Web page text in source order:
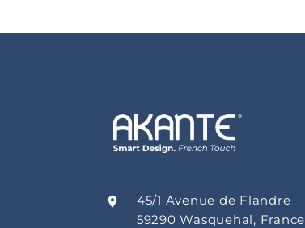
45/1 Avenue de Flandre
59290 Wasquehal, France